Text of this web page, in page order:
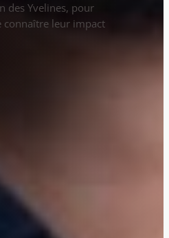
des Yvelines, pour
connaître leur impact